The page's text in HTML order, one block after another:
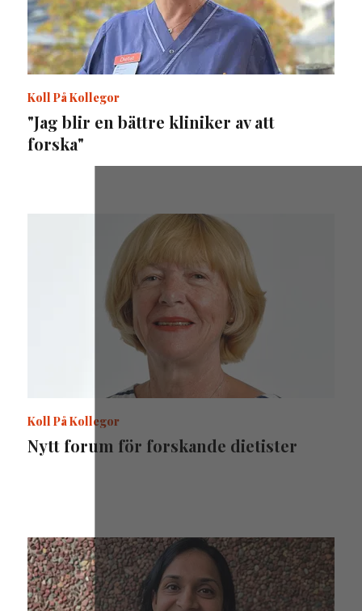
Koll På Kollegor
"Jag blir en bättre kliniker av att
forska"
Koll På Kollegor
Nytt forum för forskande dietister